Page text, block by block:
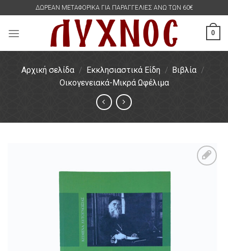
content
ΔΩΡΕΑΝ ΜΕΤΑΦΟΡΙΚΑ ΓΙΑ ΠΑΡΑΓΓΕΛΙΕΣ ΑΝΩ ΤΩΝ 60€
0
Αρχική σελίδα / Εκκλησιαστικά Είδη / Βιβλία /
Οικογενειακά-Μικρά Ωφέλιμα